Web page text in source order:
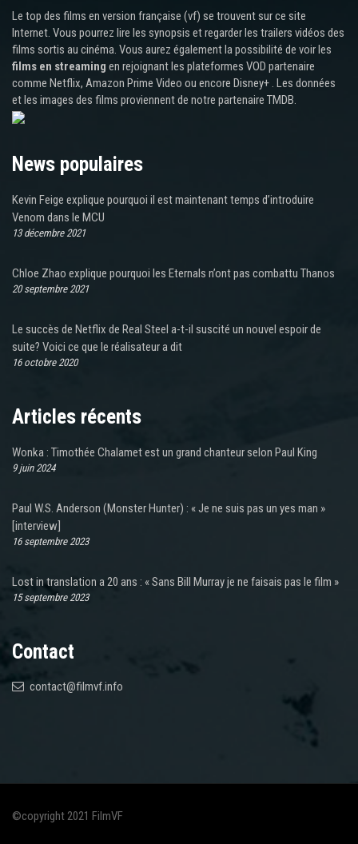
Le top des films en version française (vf) se trouvent sur ce site
Internet. Vous pourrez lire les synopsis et regarder les trailers vidéos des
films sortis au cinéma. Vous aurez également la possibilité de voir les
films en streaming en rejoignant les plateformes VOD partenaire
comme Netflix, Amazon Prime Video ou encore Disney+ . Les données
et les images des films proviennent de notre partenaire TMDB.
News populaires
Kevin Feige explique pourquoi il est maintenant temps d’introduire
Venom dans le MCU
13 décembre 2021
Chloe Zhao explique pourquoi les Eternals n’ont pas combattu Thanos
20 septembre 2021
Le succès de Netflix de Real Steel a-t-il suscité un nouvel espoir de
suite? Voici ce que le réalisateur a dit
16 octobre 2020
Articles récents
Wonka : Timothée Chalamet est un grand chanteur selon Paul King
9 juin 2024
Paul W.S. Anderson (Monster Hunter) : « Je ne suis pas un yes man »
[interview]
16 septembre 2023
Lost in translation a 20 ans : « Sans Bill Murray je ne faisais pas le film »
15 septembre 2023
Contact
contact@filmvf.info
©copyright 2021 FilmVF